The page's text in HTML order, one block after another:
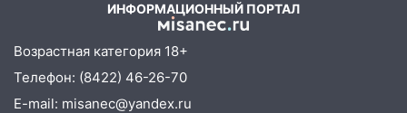
Ульяновск накрыл крупный град:
после ливня город снова уходит под
воду
12:12 Прокуратура взяла на контроль
ИНФОРМАЦИОННЫЙ ПОРТАЛ
Возрастная категория 18+
Телефон: (8422) 46-26-70
E-mail: misanec@yandex.ru